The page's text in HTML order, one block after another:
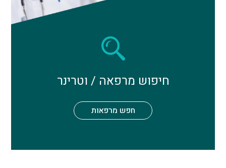
חיפוש מרפאה / וטרינר
חפש מרפאות